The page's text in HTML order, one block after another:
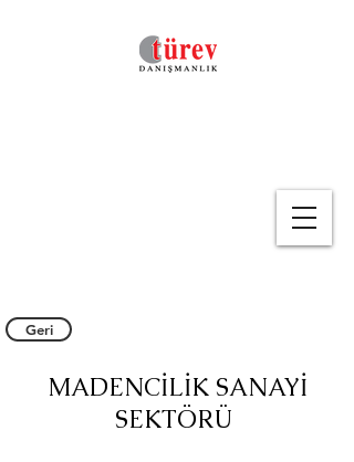
Geri
MADENCİLİK SANAYİ
SEKTÖRÜ